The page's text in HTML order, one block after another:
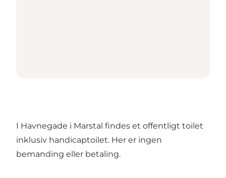
I Havnegade i Marstal findes et offentligt toilet
inklusiv handicaptoilet. Her er ingen
bemanding eller betaling.